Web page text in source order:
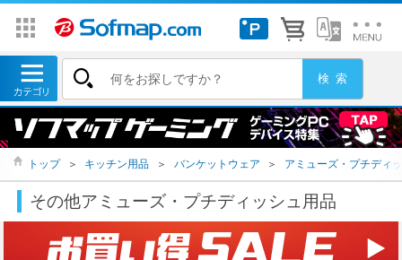
トップ ＞ キッチン用品 ＞ バンケットウェア ＞ アミューズ・プチディ
その他アミューズ・プチディッシュ用品